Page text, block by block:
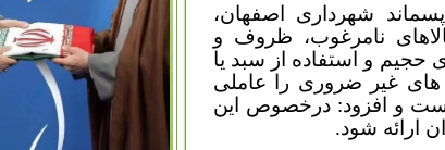
شهرداری اصفهان،
نامرغوب، ظروف و
حجیم و استفاده از سبد یا
غیر ضروری را عاملی
و افزود: درخصوص این
ارائه شود.